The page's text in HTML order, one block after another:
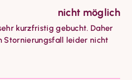
nicht möglich
kurzfristig gebucht. Daher
Stornierungsfall leider nicht